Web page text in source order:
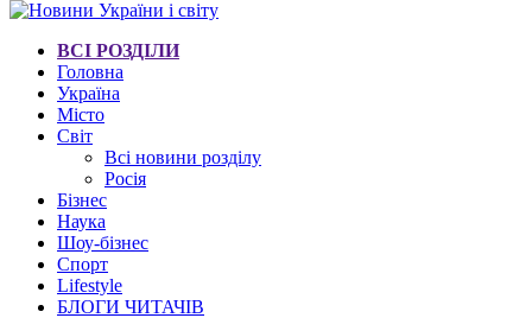
ВСІ РОЗДІЛИ
Головна
Україна
Місто
Світ
Всі новини розділу
Росія
Бізнес
Наука
Шоу-бізнес
Спорт
Lifestyle
БЛОГИ ЧИТАЧІВ